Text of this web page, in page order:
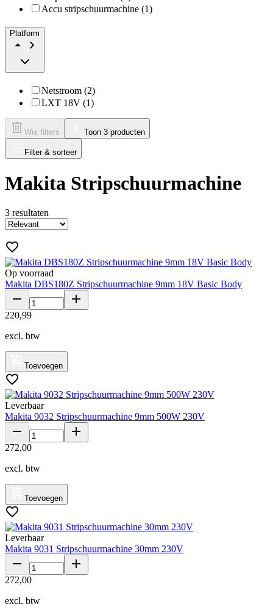
Accu stripschuurmachine (1)
Platform
Netstroom (2)
LXT 18V (1)
Wis filters Toon 3 producten
Filter & sorteer
Makita Stripschuurmachine
3 resultaten
Op voorraad
Makita DBS180Z Stripschuurmachine 9mm 18V Basic Body
220,99
excl. btw
Toevoegen
Leverbaar
Makita 9032 Stripschuurmachine 9mm 500W 230V
272,00
excl. btw
Toevoegen
Leverbaar
Makita 9031 Stripschuurmachine 30mm 230V
272,00
excl. btw